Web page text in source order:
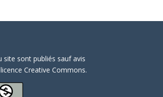
site sont publiés sauf avis
Creative Commons.